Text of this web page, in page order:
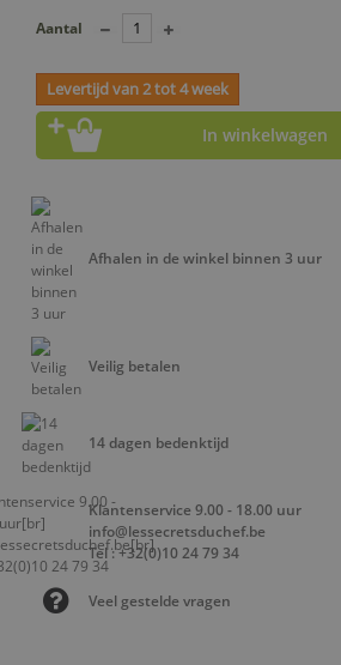
Aantal
Levertijd van 2 tot 4 week
In winkelwagen
Afhalen in de winkel binnen 3 uur
Veilig betalen
14 dagen bedenktijd
Klantenservice 9.00 - 18.00 uur
info@lessecretsduchef.be
Tel : +32(0)10 24 79 34
Veel gestelde vragen